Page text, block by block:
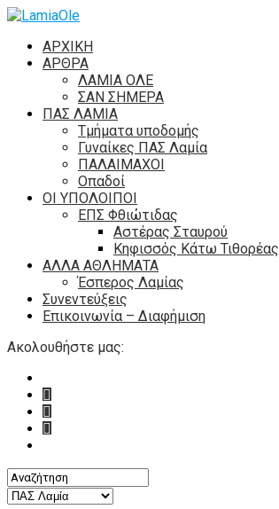
ΑΡΧΙΚΗ
ΑΡΘΡΑ
ΛΑΜΙΑ ΟΛΕ
ΣΑΝ ΣΗΜΕΡΑ
ΠΑΣ ΛΑΜΙΑ
Τμήματα υποδομής
Γυναίκες ΠΑΣ Λαμία
ΠΑΛΑΙΜΑΧΟΙ
Οπαδοί
ΟΙ ΥΠΟΛΟΙΠΟΙ
ΕΠΣ Φθιώτιδας
Αστέρας Σταυρού
Κηφισσός Κάτω Τιθορέας
ΑΛΛΑ ΑΘΛΗΜΑΤΑ
Έσπερος Λαμίας
Συνεντεύξεις
Επικοινωνία – Διαφήμιση
Ακολουθήστε μας: